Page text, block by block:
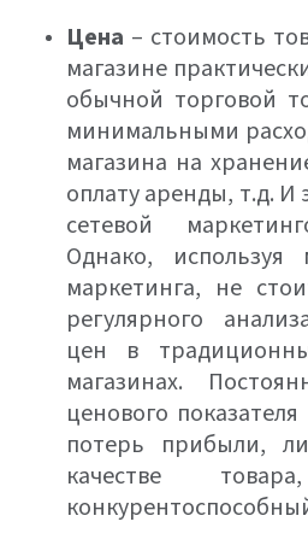
Цена – стоимость
магазине
обычной торговой
минимальными
магазина на
оплату аренды, т.д. И
сетевой
Однако, используя
маркетинга, не
регулярного
цен в
магазинах.
ценового
потерь прибыли,
качестве